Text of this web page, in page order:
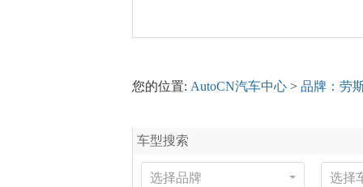
您的位置: AutoCN汽车中心 >品牌：劳
车型搜索
选择品牌 选择